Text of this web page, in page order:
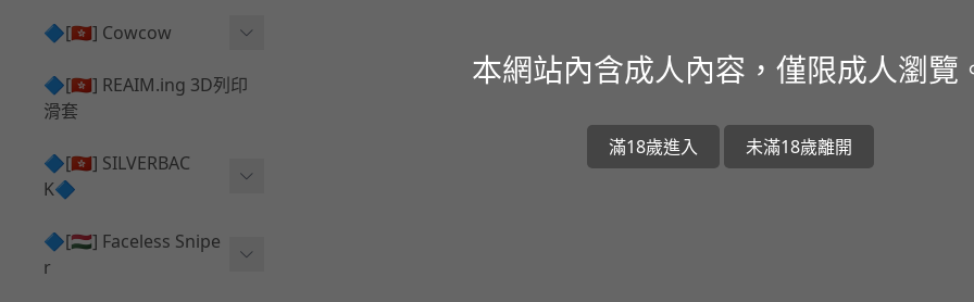
VFC
G＆G
Krytac
KWA
Tokyo Marui
PROWIN
🔷[🇭🇰] Cowcow
TM Glock 系列
Action Army AAP01 系列
UMAREX VFC 系列
KWA⧸KSC系列
🔷[🇭🇰] REAIM.ing 3D列印
滑套
🔷[🇭🇰] SILVERBAC
K🔷
SRS ⧸ HTI 🟦 主體 ⧸ 彈匣
✅ 碳纖管 ⧸ 彈簧
🔷[🇭🇺] Faceless Snipe
r
本網站內含成人內容，僅限成人瀏覽
滿18歲進入 未滿18歲離開